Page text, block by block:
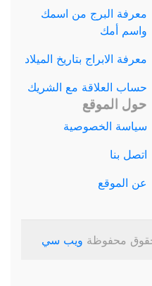
معرفة البرج من اسمك
واسم أمك
معرفة الابراج بتاريخ الميلاد
حساب العلاقة مع الشريك
حول الموقع
سياسة الخصوصية
اتصل بنا
عن الموقع
ويب سي